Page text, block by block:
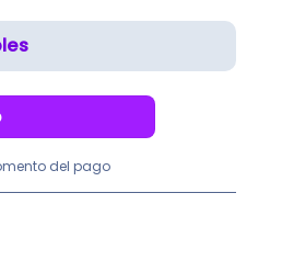
S/20.00.S/14.00.
cantidad
del pago